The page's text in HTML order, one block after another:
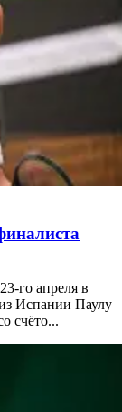
го апреля в
Испании Паулу
счёто...